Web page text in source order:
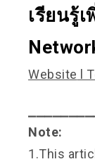
เรียนรู้
Website
Note:
1.This